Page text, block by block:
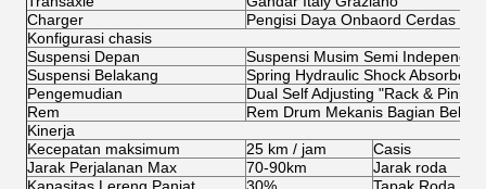
Charger
Pengisi Daya Onbaord Cerdas
Konfigurasi chasis
Suspensi Depan
Suspensi Musim Semi Independen
Suspensi Belakang
Spring Hydraulic Shock Absorbers
Pengemudian
Dual Self Adjusting "Rack &
Rem
Rem Drum Mekanis Bagian
Kinerja
Kecepatan maksimum
25 km / jam
Casis
Jarak Perjalanan Max
70-90km
Jarak roda